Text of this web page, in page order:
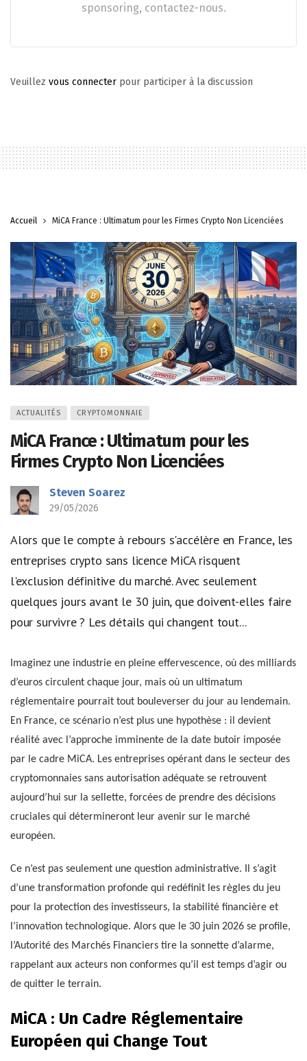
sponsoring, contactez-nous.
Veuillez vous connecter pour participer à la discussion
Accueil MiCA France : Ultimatum pour les Firmes Crypto Non Licenciées
ACTUALITÉS CRYPTOMONNAIE
MiCA France : Ultimatum pour les
Firmes Crypto Non Licenciées
Steven Soarez
29/05/2026
Alors que le compte à rebours s'accélère en France, les
entreprises crypto sans licence MiCA risquent
l'exclusion définitive du marché. Avec seulement
quelques jours avant le 30 juin, que doivent-elles faire
pour survivre ? Les détails qui changent tout...
Imaginez une industrie en pleine effervescence, où des milliards
d’euros circulent chaque jour, mais où un ultimatum
réglementaire pourrait tout bouleverser du jour au lendemain.
En France, ce scénario n’est plus une hypothèse : il devient
réalité avec l’approche imminente de la date butoir imposée
par le cadre MiCA. Les entreprises opérant dans le secteur des
cryptomonnaies sans autorisation adéquate se retrouvent
aujourd’hui sur la sellette, forcées de prendre des décisions
cruciales qui détermineront leur avenir sur le marché
européen.
Ce n’est pas seulement une question administrative. Il s’agit
d’une transformation profonde qui redéfinit les règles du jeu
pour la protection des investisseurs, la stabilité financière et
l’innovation technologique. Alors que le 30 juin 2026 se profile,
l’Autorité des Marchés Financiers tire la sonnette d’alarme,
rappelant aux acteurs non conformes qu’il est temps d’agir ou
de quitter le terrain.
MiCA : Un Cadre Réglementaire
Européen qui Change Tout